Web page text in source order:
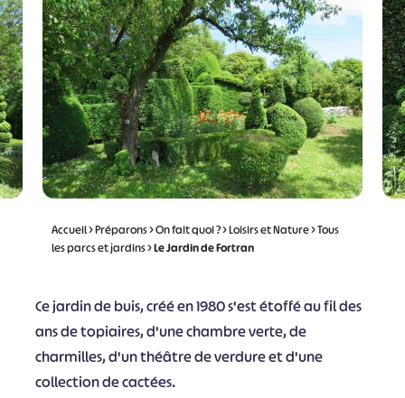
Accueil>Préparons>On fait quoi ?>Loisirs et Nature>Tous
les parcs et jardins>Le Jardin de Fortran
Ce jardin de buis, créé en 1980 s'est étoffé au fil des
ans de topiaires, d'une chambre verte, de
charmilles, d'un théâtre de verdure et d'une
collection de cactées.